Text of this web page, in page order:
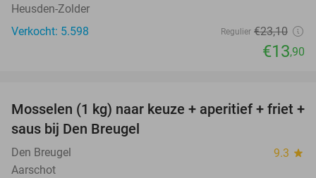
Heusden-Zolder
Verkocht: 5.598
Regulier €23,10
€13,90
34%
Mosselen (1 kg) naar keuze + aperitief + friet +
saus bij Den Breugel
Den Breugel 9.3 star
Aarschot